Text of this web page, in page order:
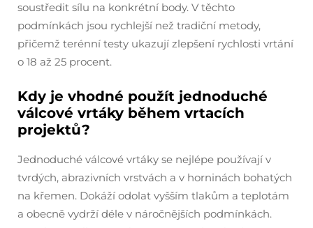
soustředit sílu na konkrétní body. V těchto
podmínkách jsou rychlejší než tradiční metody,
přičemž terénní testy ukazují zlepšení rychlosti vrtání
o 18 až 25 procent.
Kdy je vhodné použít jednoduché
válcové vrtáky během vrtacích
projektů?
Jednoduché válcové vrtáky se nejlépe používají v
tvrdých, abrazivních vrstvách a v horninách bohatých
na křemen. Dokáží odolat vyšším tlakům a teplotám
a obecně vydrží déle v náročnějších podmínkách.